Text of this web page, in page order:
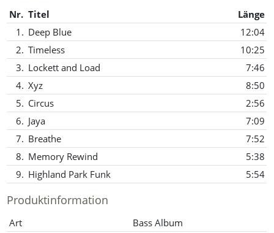
Nr. Titel
Länge
1. Deep Blue
12:04
2. Timeless
10:25
3. Lockett and Load
7:46
4. Xyz
8:50
5. Circus
2:56
6. Jaya
7:09
7. Breathe
7:52
8. Memory Rewind
5:38
9. Highland Park Funk 5:54
Produktinformation
Art
Bass Album